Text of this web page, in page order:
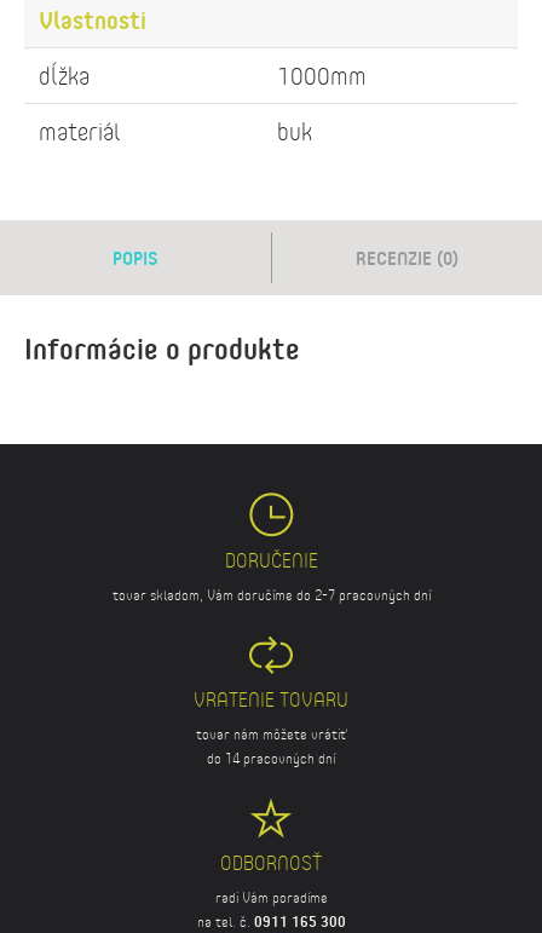
Vlastnosti
dĺžka
1000mm
materiál
buk
POPIS RECENZIE (0)
Informácie o produkte
DORUČENIE
tovar skladom, Vám doručíme do 2-7 pracovných dní
VRATENIE TOVARU
tovar nám môžete vrátiť
do 14 pracovných dní
ODBORNOSŤ
radi Vám poradíme
na tel. č. 0911 165 300